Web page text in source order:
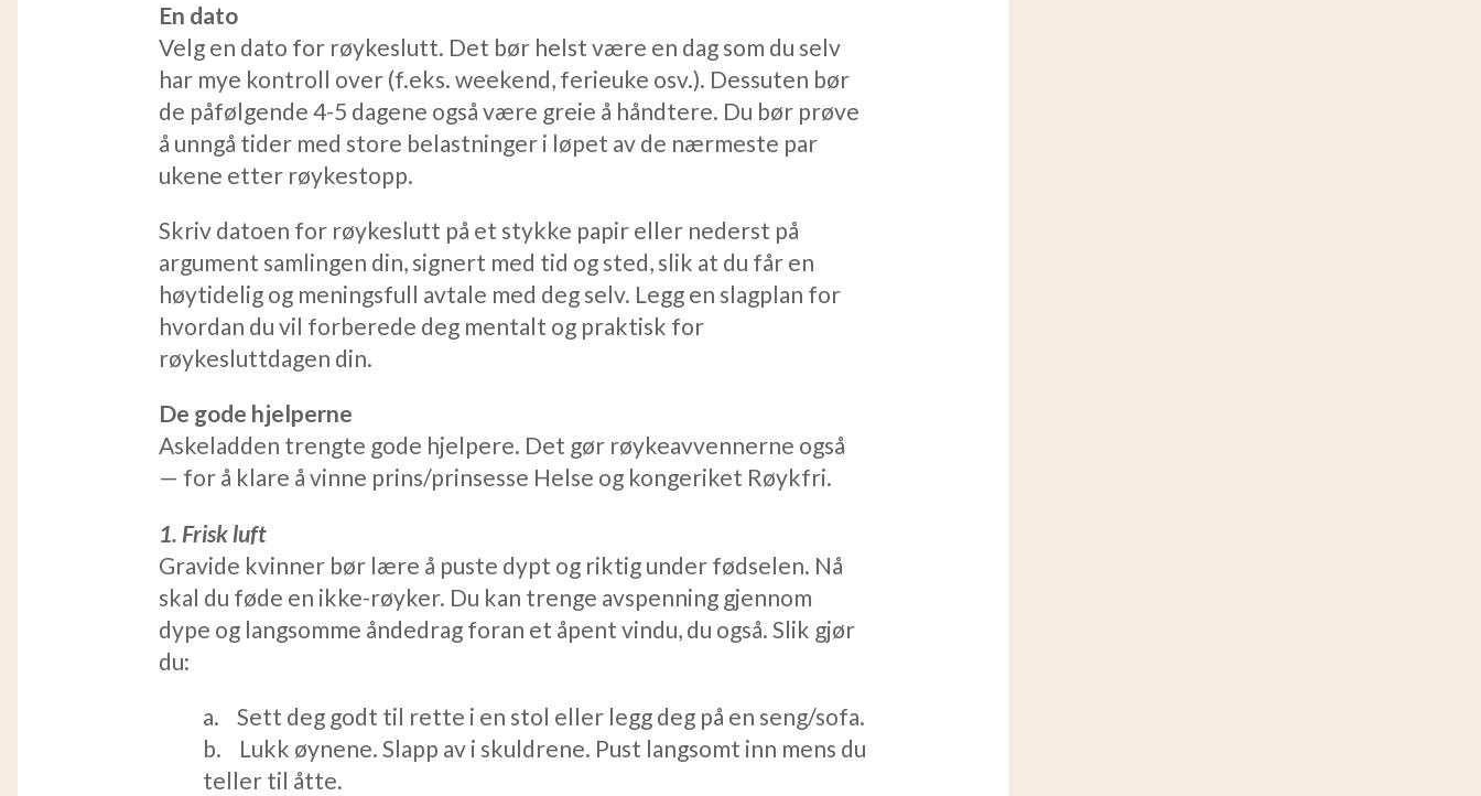
En dato
Velg en dato for røykeslutt. Det bør helst være en dag som du selv
har mye kontroll over (f.eks. weekend, ferieuke osv.). Dessuten bør
de påfølgende 4-5 dagene også være greie å håndtere. Du bør prøve
å unngå tider med store belastninger i løpet av de nærmeste par
ukene etter røykestopp.
Skriv datoen for røykeslutt på et stykke papir eller nederst på
argument samlingen din, signert med tid og sted, slik at du får en
høytidelig og meningsfull avtale med deg selv. Legg en slagplan for
hvordan du vil forberede deg mentalt og praktisk for
røykesluttdagen din.
De gode hjelperne
Askeladden trengte gode hjelpere. Det gør røykeavvennerne også
— for å klare å vinne prins/prinsesse Helse og kongeriket Røykfri.
1. Frisk luft
Gravide kvinner bør lære å puste dypt og riktig under fødselen. Nå
skal du føde en ikke-røyker. Du kan trenge avspenning gjennom
dype og langsomme åndedrag foran et åpent vindu, du også. Slik gjør
du:
a. Sett deg godt til rette i en stol eller legg deg på en seng/sofa.
b. Lukk øynene. Slapp av i skuldrene. Pust langsomt inn mens du
teller til åtte.